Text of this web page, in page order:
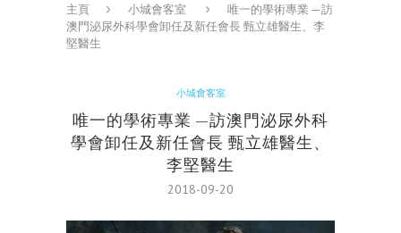
主頁 小城會客室
唯一的學術專業 —訪
澳門泌尿外科學會卸任及新任會長 甄立雄醫生、李
堅醫生
小城會客室
唯一的學術專業 —訪澳門泌尿外科
學會卸任及新任會長 甄立雄醫生、
李堅醫生
2018-09-20